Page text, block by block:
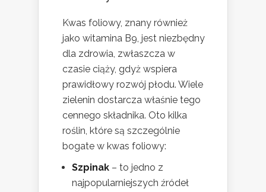
Kwas foliowy, znany również
jako witamina B9, jest niezbędny
dla zdrowia, zwłaszcza w
czasie ciąży, gdyż wspiera
prawidłowy rozwój płodu. Wiele
zielenin dostarcza właśnie tego
cennego składnika. Oto kilka
roślin, które są szczególnie
bogate w kwas foliowy:
Szpinak – to jedno z
najpopularniejszych źródeł